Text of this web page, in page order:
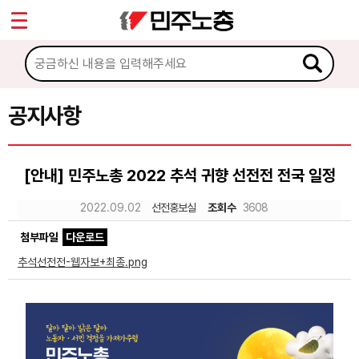
공지사항
[안내] 민주노총 2022 추석 귀향 선전전 전국 일정
2022.09.02 선전홍보실 조회수 3608
첨부파일
다운로드
추석선전전-웹자보+최종.png
마이페이지
소개
소식
공지사항
성명·보도
노동상담
자료
부설기관
Sketchbook5, 스케치북5
Sketchbook5, 스케치북5